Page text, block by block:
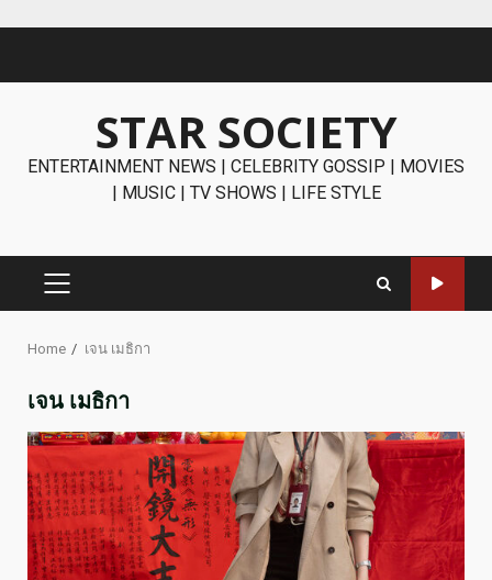
STAR SOCIETY
ENTERTAINMENT NEWS | CELEBRITY GOSSIP | MOVIES
| MUSIC | TV SHOWS | LIFE STYLE
PRIMARY
Home เจน เมธิกา
เจน เมธิกา